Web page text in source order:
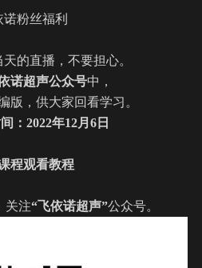
诺粉丝福利
的直播，不要担心。
诺超声公众号中，
版，供大家回看学习。
：2022年12月 6 日
程观看教程
关注“飞依诺超声”公众号。